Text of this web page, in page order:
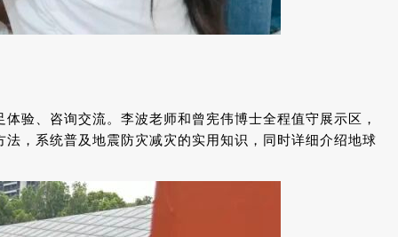
验、咨询交流。李波老师和曾宪伟博士全程值守展示区，
，系统普及地震防灾减灾的实用知识，同时详细介绍地球